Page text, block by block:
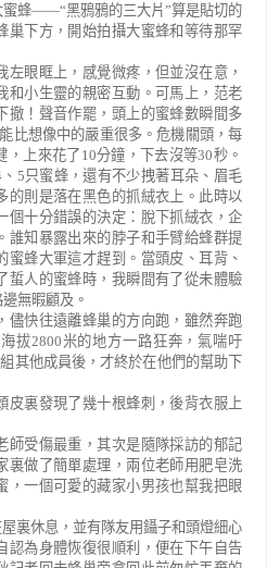
蜜蜂——“黑鴉鴉的三大片”算是貼切的
巢下方，開始拍攝大蜜蜂和等待那罕
眼眶上，感覺微疼，但並沒在意，
和小生靈的親密互動。可馬上，范老
撤！聲音作罷，頭上的蜜蜂數瞬間多
比想像中的嚴重很多。危機關頭，每
，上來花了 10分鐘，下去沒等30秒。
、 5 只蜜蜂，還有不少拽著耳朵、眉毛
的則是落在黑色的抓絨衣上。此時以
個十分錯誤的決定：脫下抓絨衣，企
誰知暴露出來的脖子和手臂給蜂群提
蜜蜂大軍這才趕到。當頭皮、耳背、
蜇人的蜜蜂時，我瞬間有了從未體驗
無暇顧及。
儘快往遠離蜂巢的方向跑，雖然奔跑
拔2800米的地方一路狂奔，氣喘吁
組其他成員後，才終於在他們的幫助下
皮裏發現了幾十根蜂刺，後背衣服上
師受傷最重，其次是隨隊採訪的郁記
裏做了簡單處理，兩位老師用肥皂洗
，一個可愛的藏家小男孩也幫我把眼
裏休息，並有隊友用鑷子和頭燈細心
認為身體恢復很順利，便在下午自告